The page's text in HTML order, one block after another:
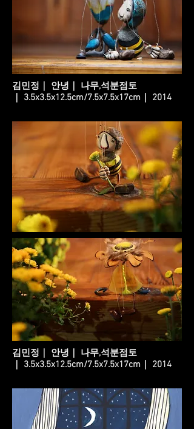
김민정｜ 안녕｜ 나무,석분점토
｜ 3.5x3.5x12.5cm/7.5x7.5x17cm｜ 2014
김민정｜ 안녕｜ 나무,석분점토
｜ 3.5x3.5x12.5cm/7.5x7.5x17cm｜ 2014